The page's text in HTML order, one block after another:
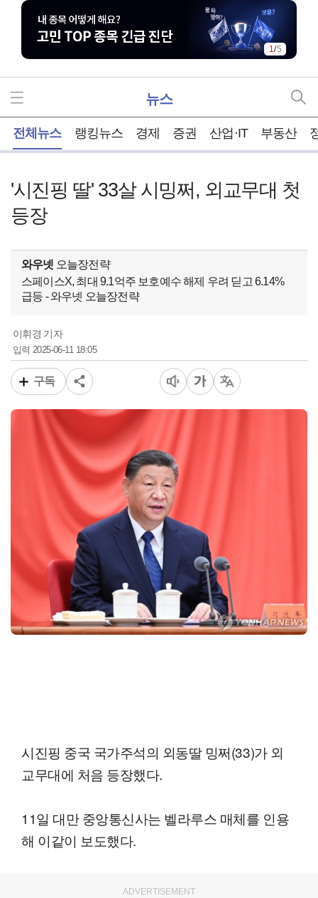
1/5
뉴스
전체뉴스 랭킹뉴스 경제 증권 산업·IT 부동산
'시진핑 딸' 33살 시밍쩌, 외교무대 첫
등장
와우넷 오늘장전략
스페이스X, 최대 9.1억주 보호예수 해제 우려 딛고 6.14%
급등 - 와우넷 오늘장전략
이휘경 기자
입력2025-06-11 18:05
구독
시진핑 중국 국가주석의 외동딸 밍쩌(33)가 외
교무대에 처음 등장했다.
11일 대만 중앙통신사는 벨라루스 매체를 인용
해 이같이 보도했다.
ADVERTISEMENT